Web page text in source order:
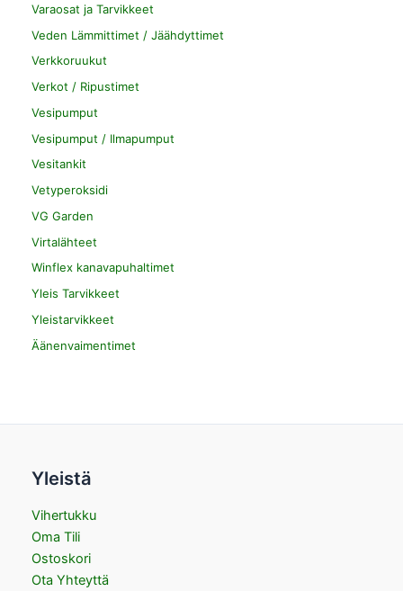
Varaosat ja Tarvikkeet
Veden Lämmittimet / Jäähdyttimet
Verkkoruukut
Verkot / Ripustimet
Vesipumput
Vesipumput / Ilmapumput
Vesitankit
Vetyperoksidi
VG Garden
Virtalähteet
Winflex kanavapuhaltimet
Yleis Tarvikkeet
Yleistarvikkeet
Äänenvaimentimet
Yleistä
Vihertukku
Oma Tili
Ostoskori
Ota Yhteyttä